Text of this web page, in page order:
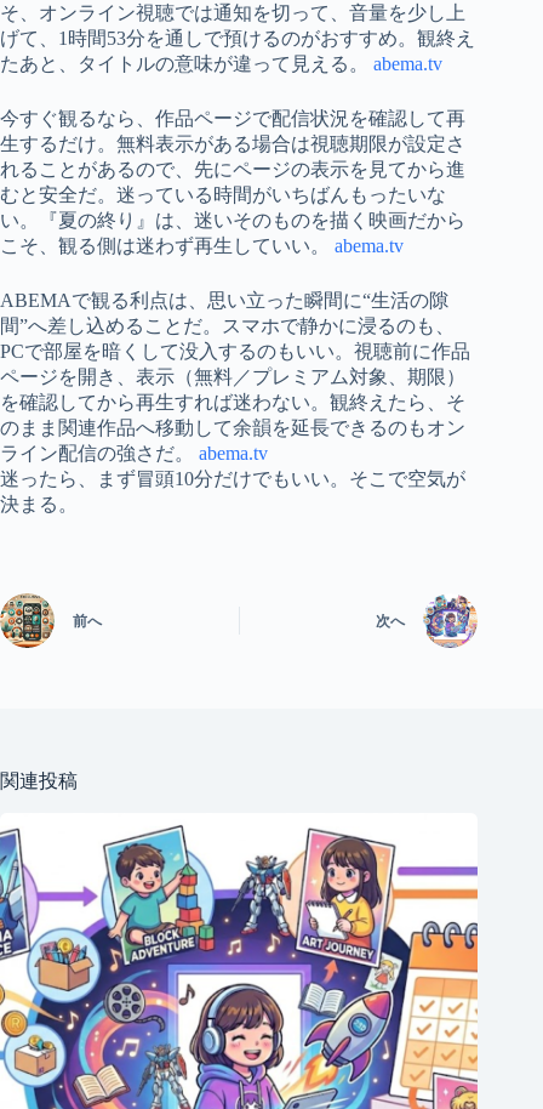
そ、オンライン視聴では通知を切って、音量を少し上
げて、1時間53分を通しで預けるのがおすすめ。観終え
たあと、タイトルの意味が違って見える。 abema.tv
今すぐ観るなら、作品ページで配信状況を確認して再
生するだけ。無料表示がある場合は視聴期限が設定さ
れることがあるので、先にページの表示を見てから進
むと安全だ。迷っている時間がいちばんもったいな
い。『夏の終り』は、迷いそのものを描く映画だから
こそ、観る側は迷わず再生していい。 abema.tv
ABEMAで観る利点は、思い立った瞬間に“生活の隙
間”へ差し込めることだ。スマホで静かに浸るのも、
PCで部屋を暗くして没入するのもいい。視聴前に作品
ページを開き、表示（無料／プレミアム対象、期限）
を確認してから再生すれば迷わない。観終えたら、そ
のまま関連作品へ移動して余韻を延長できるのもオン
ライン配信の強さだ。 abema.tv
迷ったら、まず冒頭10分だけでもいい。そこで空気が
決まる。
前へ 次へ
関連投稿